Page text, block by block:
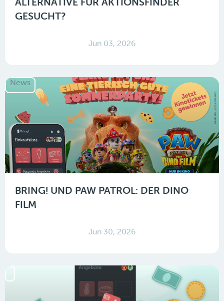
GESUCHT?
Jun 03, 2026
News
BRING! UND PAW PATROL: DER DINO
FILM
Jun 30, 2026